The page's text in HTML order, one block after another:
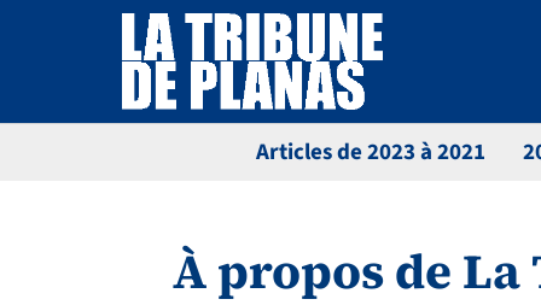
Articles de 2023 à 2021
À propos de